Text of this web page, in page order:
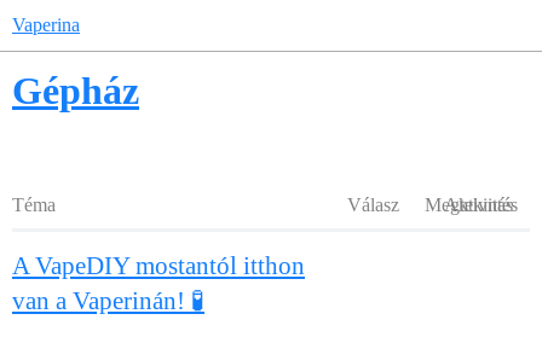
Vaperina
Gépház
Téma Válasz Megtekintés
Aktivitás
A VapeDIY mostantól itthon
van a Vaperinán! 🧪